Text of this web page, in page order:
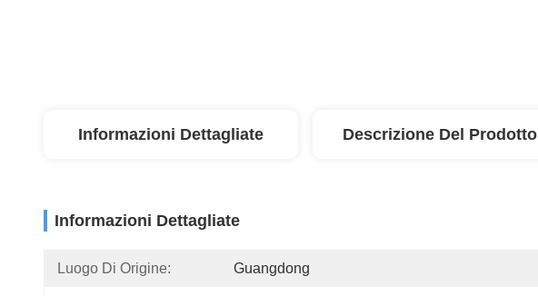
Informazioni Dettagliate Descrizione Del Prodotto
Informazioni Dettagliate
Luogo Di Origine: Guangdong